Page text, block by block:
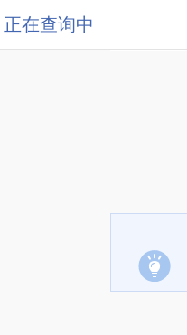
正在查询中